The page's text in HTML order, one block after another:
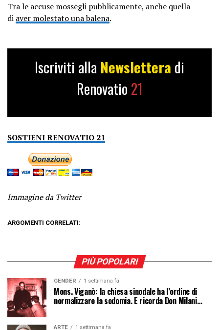
Tra le accuse mossegli pubblicamente, anche quella
di aver molestato una balena.
Iscriviti alla Newslettera di
Renovatio 21
SOSTIENI RENOVATIO 21
Immagine da Twitter
ARGOMENTI CORRELATI:
PIÙ POPOLARI
GENDER 1 settimana fa
Mons. Viganò: la chiesa sinodale ha l’ordine di
normalizzare la sodomia. E ricorda Don Milani…
ARTE 1 settimana fa